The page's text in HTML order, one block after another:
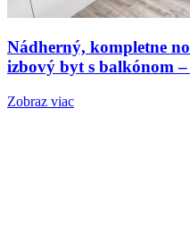
Nádherný, kompletne
izbový byt s balkónom
Zobraz viac